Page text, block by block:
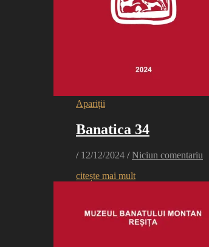
Apariții
Banatica 34
/ 12/12/2024 / Niciun comentariu
citește mai mult